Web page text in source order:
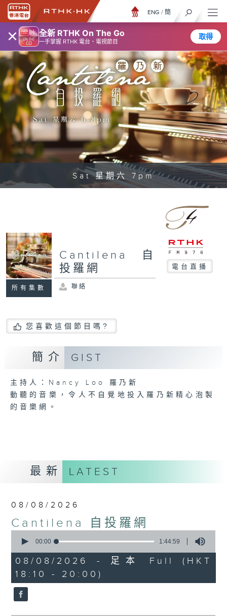
× 全新 RTHK On The Go
一手掌握 RTHK 電台、電視節目
取得
ENG / 簡
Sat 星期六 7pm
所有集數
Cantilena 自
投羅網
電台直播
聯絡
您喜歡這個節目嗎?
簡介 GIST
主持人：Nancy Loo 羅乃新
動聽的音樂，令人不自覺地投入羅乃新精心泡製
的音樂網。
最新 LATEST
08/08/2026
Cantilena 自投羅網
seconds
1
hour,
44
minutes,
59
seconds
00:00 1:44:59
08/08/2026 - 足本 Full (HKT
18:10 - 20:00)